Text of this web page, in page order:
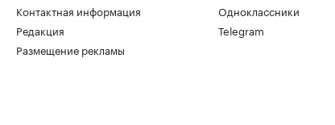
Контактная информация
Редакция
Размещение рекламы
Одноклассники
Telegram